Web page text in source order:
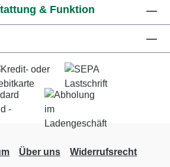
& Funktion
Über uns
Widerrufsrecht